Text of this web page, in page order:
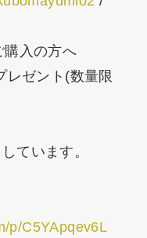
購入の方へ
レゼント(数量限
ています。
p/C5YApqev6L